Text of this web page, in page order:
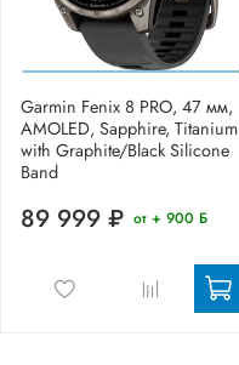
Garmin Fenix 8 PRO, 47 мм,
AMOLED, Sapphire, Titanium
with Graphite/Black Silicone
Band
89 999 ₽ от + 900 Б